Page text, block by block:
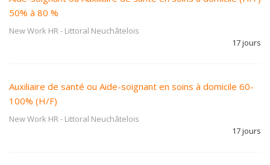
50% à 80 %
New Work HR- Littoral Neuchâtelois
17 jours
Auxiliaire de santé ou Aide-soignant en soins à domicile 60-
100% (H/F)
New Work HR- Littoral Neuchâtelois
17 jours